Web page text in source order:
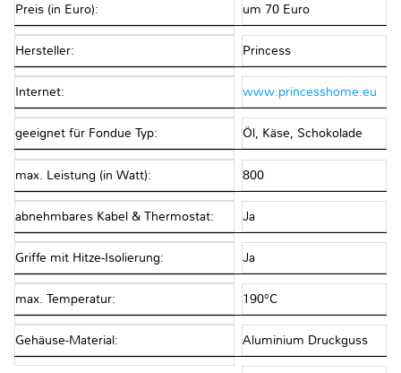
Preis (in Euro): um 70 Euro
Hersteller: Princess
Internet: www.princesshome.eu
geeignet für Fondue Typ: Öl, Käse, Schokolade
max. Leistung (in Watt): 800
abnehmbares Kabel & Thermostat: Ja
Griffe mit Hitze-Isolierung: Ja
max. Temperatur: 190°C
Gehäuse-Material: Aluminium Druckguss